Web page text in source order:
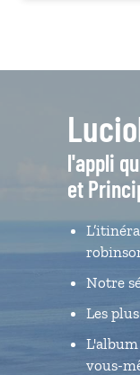
l'appli
et
Notre
Les
vous-